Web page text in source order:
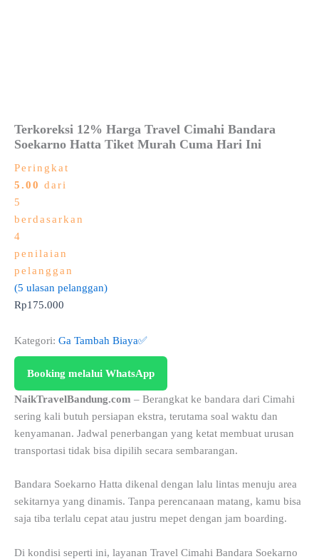
Terkoreksi 12% Harga Travel Cimahi Bandara
Soekarno Hatta Tiket Murah Cuma Hari Ini
Peringkat
5.00 dari
5
berdasarkan
4
penilaian
pelanggan
(5 ulasan pelanggan)
Rp175.000
Kategori: Ga Tambah Biaya✅
Booking melalui WhatsApp
NaikTravelBandung.com – Berangkat ke bandara dari Cimahi
sering kali butuh persiapan ekstra, terutama soal waktu dan
kenyamanan. Jadwal penerbangan yang ketat membuat urusan
transportasi tidak bisa dipilih secara sembarangan.
Bandara Soekarno Hatta dikenal dengan lalu lintas menuju area
sekitarnya yang dinamis. Tanpa perencanaan matang, kamu bisa
saja tiba terlalu cepat atau justru mepet dengan jam boarding.
Di kondisi seperti ini, layanan Travel Cimahi Bandara Soekarno